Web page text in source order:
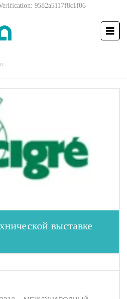
9582a5117f8c1f06
выставке